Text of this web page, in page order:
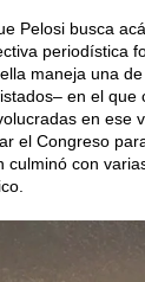
Pelosi busca
periodística
maneja una
en el
en ese
el Congreso
culminó con